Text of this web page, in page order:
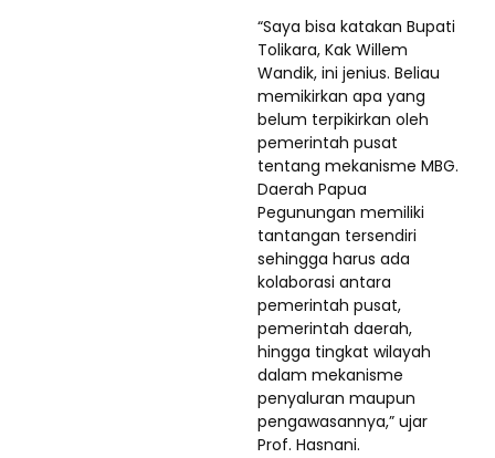
“Saya bisa katakan Bupati
Tolikara, Kak Willem
Wandik, ini jenius. Beliau
memikirkan apa yang
belum terpikirkan oleh
pemerintah pusat
tentang mekanisme MBG.
Daerah Papua
Pegunungan memiliki
tantangan tersendiri
sehingga harus ada
kolaborasi antara
pemerintah pusat,
pemerintah daerah,
hingga tingkat wilayah
dalam mekanisme
penyaluran maupun
pengawasannya,” ujar
Prof. Hasnani.